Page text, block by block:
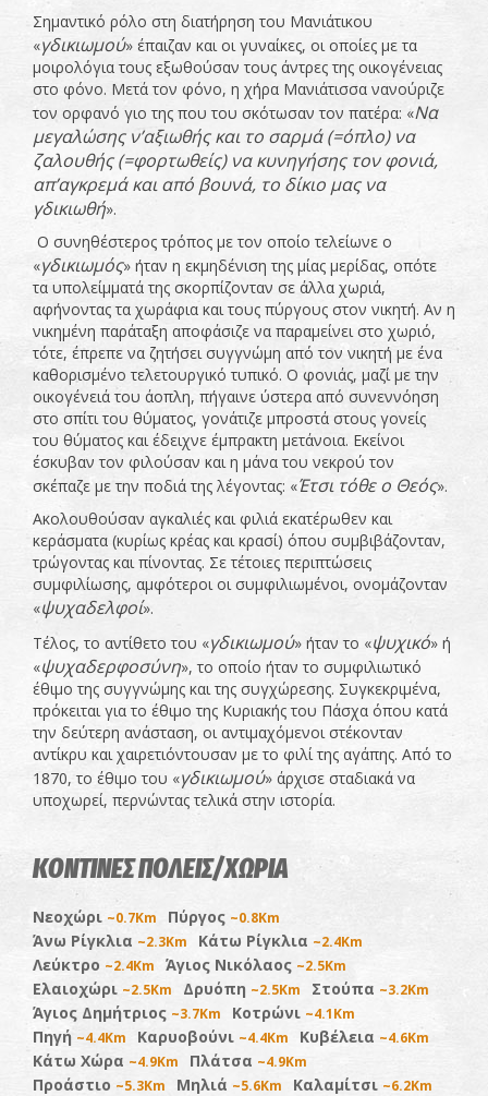
Σημαντικό ρόλο στη διατήρηση του Μανιάτικου
«γδικιωμού» έπαιζαν και οι γυναίκες, οι οποίες με τα
μοιρολόγια τους εξωθούσαν τους άντρες της οικογένειας
στο φόνο. Μετά τον φόνο, η χήρα Μανιάτισσα νανούριζε
τον ορφανό γιο της που του σκότωσαν τον πατέρα: «Να
μεγαλώσης ν’αξιωθής και το σαρμά (=όπλο) να
ζαλουθής (=φορτωθείς) να κυνηγήσης τον φονιά,
απ’αγκρεμά και από βουνά, το δίκιο μας να
γδικιωθή».
Ο συνηθέστερος τρόπος με τον οποίο τελείωνε ο
«γδικιωμός» ήταν η εκμηδένιση της μίας μερίδας, οπότε
τα υπολείμματά της σκορπίζονταν σε άλλα χωριά,
αφήνοντας τα χωράφια και τους πύργους στον νικητή. Αν η
νικημένη παράταξη αποφάσιζε να παραμείνει στο χωριό,
τότε, έπρεπε να ζητήσει συγγνώμη από τον νικητή με ένα
καθορισμένο τελετουργικό τυπικό. Ο φονιάς, μαζί με την
οικογένειά του άοπλη, πήγαινε ύστερα από συνεννόηση
στο σπίτι του θύματος, γονάτιζε μπροστά στους γονείς
του θύματος και έδειχνε έμπρακτη μετάνοια. Εκείνοι
έσκυβαν τον φιλούσαν και η μάνα του νεκρού τον
σκέπαζε με την ποδιά της λέγοντας: «Έτσι τόθε ο Θεός».
Ακολουθούσαν αγκαλιές και φιλιά εκατέρωθεν και
κεράσματα (κυρίως κρέας και κρασί) όπου συμβιβάζονταν,
τρώγοντας και πίνοντας. Σε τέτοιες περιπτώσεις
συμφιλίωσης, αμφότεροι οι συμφιλιωμένοι, ονομάζονταν
«ψυχαδελφοί».
Τέλος, το αντίθετο του «γδικιωμού» ήταν το «ψυχικό» ή
«ψυχαδερφοσύνη», το οποίο ήταν το συμφιλιωτικό
έθιμο της συγγνώμης και της συγχώρεσης. Συγκεκριμένα,
πρόκειται για το έθιμο της Κυριακής του Πάσχα όπου κατά
την δεύτερη ανάσταση, οι αντιμαχόμενοι στέκονταν
αντίκρυ και χαιρετιόντουσαν με το φιλί της αγάπης. Από το
1870, το έθιμο του «γδικιωμού» άρχισε σταδιακά να
υποχωρεί, περνώντας τελικά στην ιστορία.
ΚΟΝΤΙΝΕΣ ΠΟΛΕΙΣ/ΧΩΡΙΑ
Νεοχώρι ~0.7Km Πύργος ~0.8Km
Άνω Ρίγκλια ~2.3Km Κάτω Ρίγκλια ~2.4Km
Λεύκτρο ~2.4Km Άγιος Νικόλαος ~2.5Km
Ελαιοχώρι ~2.5Km Δρυόπη ~2.5Km Στούπα ~3.2Km
Άγιος Δημήτριος ~3.7Km Κοτρώνι ~4.1Km
Πηγή ~4.4Km Καρυοβούνι ~4.4Km Κυβέλεια ~4.6Km
Κάτω Χώρα ~4.9Km Πλάτσα ~4.9Km
Προάστιο ~5.3Km Μηλιά ~5.6Km Καλαμίτσι ~6.2Km